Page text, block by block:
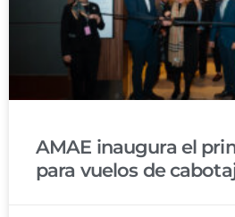
AMAE inaugura el
para vuelos de